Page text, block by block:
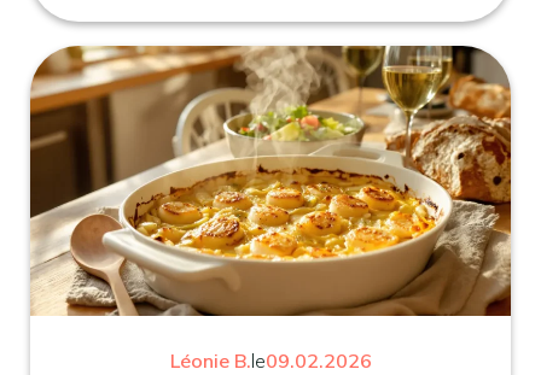
Léonie B.le09.02.2026